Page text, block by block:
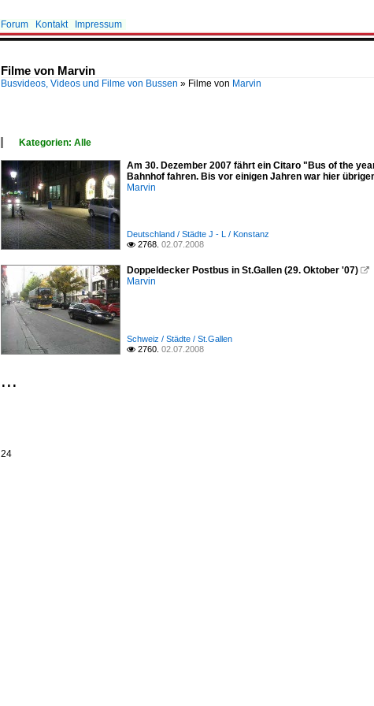
Forum Kontakt Impressum
Filme von Marvin
Busvideos, Videos und Filme von Bussen » Filme von Marvin
Kategorien: Alle
Alle Kategorien
Deutschland
Schweiz
Am 30. Dezember 2007 fährt ein Citaro "Bus of the
Bahnhof fahren. Bis vor einigen Jahren war hier
Marvin
Deutschland / Städte J - L / Konstanz
 2768. 02.07.2008
Doppeldecker Postbus in St.Gallen (29. Oktober '07) 
Marvin
Schweiz / Städte / St.Gallen
 2760. 02.07.2008
...
24